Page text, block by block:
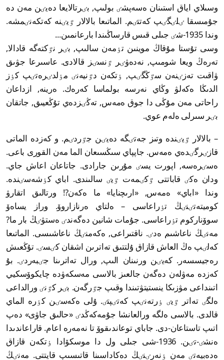
وسىلاي اياق استىنان ەسەپشٸ بولىپ, بٸرتالايعا دەيٸن مەن دە
جۇمىسقا ٸلٸگٸپ كەتتٸم. الماتىعا بالالار ٷيٸنە كەتكەنٸمشە.
وندا 1935-شٸ جىلى قىس قارساڭىندا بارعانمىن...
وسى تۇستا مۇقاڭ موينىن تٶمەن سالىپ, بٸر نٷكتەگە قادالا,
تەرەڭ ويعا شومىپ, نەدەۋٸر ٷنسٸز قالادى. عاسىرعا جۋىق
ۋاقىت تەزٸنەن سٷڭگٸپ, ٶتكەن دٷنيەنٸ مٶلدٸرەتٸپ كٶز
الدىڭا ەكەلۋ وڭاي نەرسە بولماسا كەرەك. ەرينە, ازداعان
راحاتى مەن مۇڭى دا جوق ەمەس, تەڭٸزدەي تۇڭعيىق, جاتقان
بٸر سىرلى ەلەم عوي.
– بالالار ٷيٸندە وتىز جەتٸگە دەيٸن جٷردٸم. و كەزدە الماتى
قازٸرگٸدەي ەمەس. جاپپاي سىڭسىعان الما مەن القورى باعى.
ەسٸرەسە, اپورت يسٸ مۇرىن جارادى. جاتاعان اعاش جاي.
ودان ەكٸ قاباتتى ٷكٸمەت ٷيٸ سالىندى. اباي كٶشەسٸندە.
وندا «اباي» ەمەس, «ارىچنايا» ما ەكەن?! ورتالىق اتقارۋ
كوميتەتٸنٸڭ تٶراعاسى – ەلتاي ەرنازاروۆ. وراز يساەۆ
سوۆناركوم تٶراعاسى. جۇمات شانين دەگەندٸ ەستۋٸڭ بار ما?
مەنٸڭ ناعاشىم ەدٸ. ناقتىراعى, ەكەمنٸڭ ناعاشىسى. الماتىعا
كەلٸپ ەڭ العاش قازاق ۇلتتىق تەاترىن اشقان كٸسٸ. تۇڭعىش
رەجيسسەر. كەيٸن ورنىنان الىپ, ورال تەاترىنا جٸبەردٸ. بۇ
كەزدە مەۋلەن دەگەن جالعىز بالاسى مەسكەۋدە چايكوۆسكيي
اتىنداعى مۋزىكا ينستيتۋتىندا وقىپ جٷرگەن. بٸر كٷنٸ ورالداعى
ەلگٸ تەاتر ٷيٸ ٶرتەنٸپ كەتٸپتٸ. ۇلى ەكەسٸن كٶرە الماي
قالدى. بالاسى ەلگە ورالعانشا جۇمەكەڭدٸ «حالىق جاۋى» دەپ
اتىپ تاستاعان-دى. جاباي توعاندىقوۆ تا نەمەرە اعام. قاراعاندىدا
ەنشٸ-تٸن. 1936-شى جىلى ول دا موسكۆادا ٶتكەن قازاق
ەدەبيەتٸ مەن ٶنەرٸنٸڭ دەكاداسىنا قاتىسىپ قايتتى. مەنٸڭ